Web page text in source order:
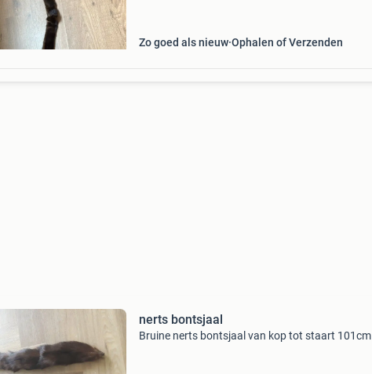
Zo goed als nieuw Ophalen of Verzenden
nerts bontsjaal
Bruine nerts bontsjaal van kop tot staart 101cm